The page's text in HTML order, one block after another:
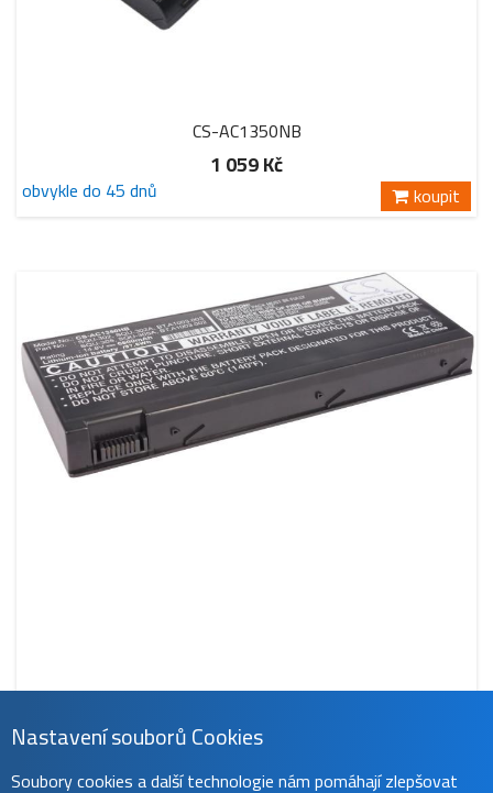
CS-AC1350NB
1 059 Kč
obvykle do 45 dnů koupit
Nastavení souborů Cookies
Soubory cookies a další technologie nám pomáhají zlepšovat